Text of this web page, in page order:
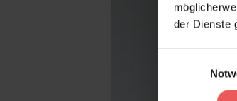
der Dienste